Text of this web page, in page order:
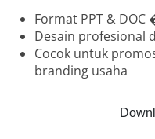
Format PPT &
Desain profesional
Cocok untuk
branding usaha